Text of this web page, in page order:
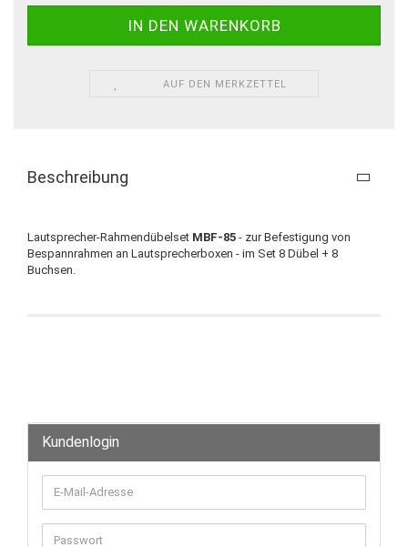
AUF DEN MERKZETTEL
Beschreibung
Lautsprecher-Rahmendübelset MBF-85 - zur Befestigung von
Bespannrahmen an Lautsprecherboxen - im Set 8 Dübel + 8
Buchsen.
Kundenlogin
E-
Mail-
Adresse
Passwort